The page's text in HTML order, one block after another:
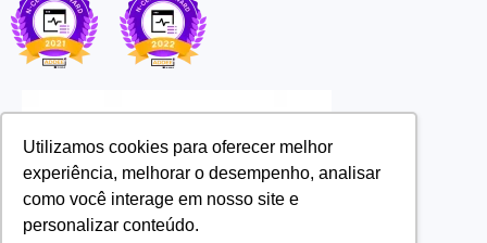
Utilizamos cookies para oferecer melhor
experiência, melhorar o desempenho, analisar
como você interage em nosso site e
personalizar conteúdo.